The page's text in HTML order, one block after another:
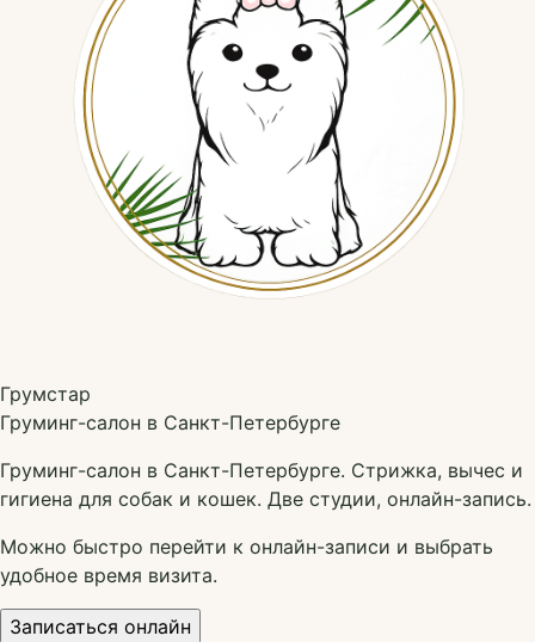
Грумстар
Груминг-салон в Санкт-Петербурге
Груминг-салон в Санкт-Петербурге. Стрижка, вычес и
гигиена для собак и кошек. Две студии, онлайн-запись.
Можно быстро перейти к онлайн-записи и выбрать
удобное время визита.
Записаться онлайн